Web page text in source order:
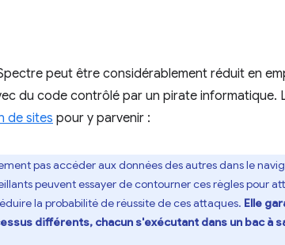
peut être considérablement réduit en
du code contrôlé par un pirate informatique.
de sites pour y parvenir :
pas accéder aux données des autres dans le
peuvent essayer de contourner ces règles pour
la probabilité de réussite de ces attaques. Elle
différents, chacun s'exécutant dans un bac à